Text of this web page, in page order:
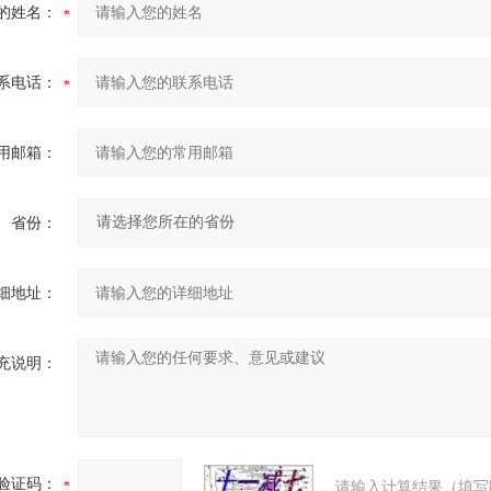
姓名：
电话：
邮箱：
省份：
地址：
说明：
证码： 请输入计算结果（填